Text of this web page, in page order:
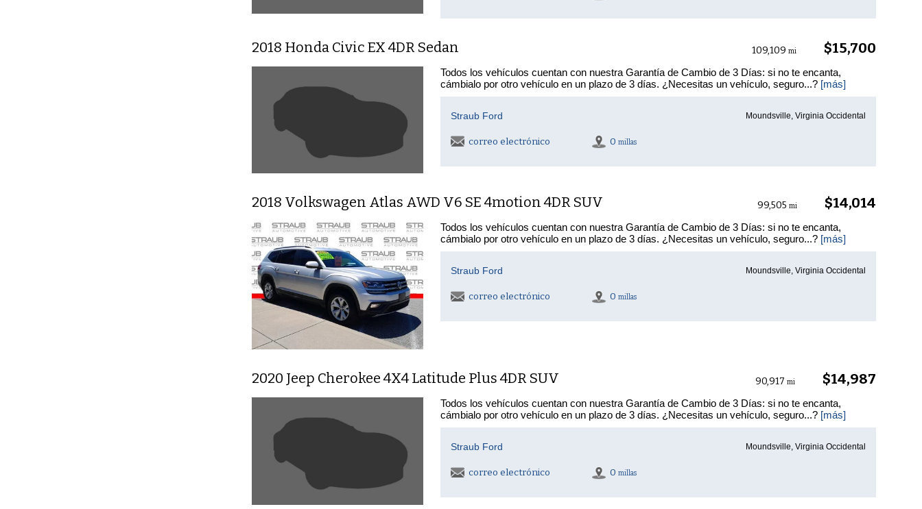
2018 Honda Civic EX 4DR Sedan $15,700
109,109 mi
Todos los vehículos cuentan con nuestra Garantía de Cambio de 3 Días: si no te encanta,
cámbialo por otro vehículo en un plazo de 3 días. ¿Necesitas un vehículo, seguro...? [más]
Straub Ford Moundsville, Virginia Occidental
correo electrónico 0 millas
2018 Volkswagen Atlas AWD V6 SE 4motion 4DR SUV $14,014
99,505 mi
Todos los vehículos cuentan con nuestra Garantía de Cambio de 3 Días: si no te encanta,
cámbialo por otro vehículo en un plazo de 3 días. ¿Necesitas un vehículo, seguro...? [más]
Straub Ford Moundsville, Virginia Occidental
correo electrónico 0 millas
2020 Jeep Cherokee 4X4 Latitude Plus 4DR SUV $14,987
90,917 mi
Todos los vehículos cuentan con nuestra Garantía de Cambio de 3 Días: si no te encanta,
cámbialo por otro vehículo en un plazo de 3 días. ¿Necesitas un vehículo, seguro...? [más]
Straub Ford Moundsville, Virginia Occidental
correo electrónico 0 millas